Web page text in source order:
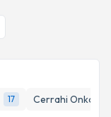
17 Cerrahi Onkoloji